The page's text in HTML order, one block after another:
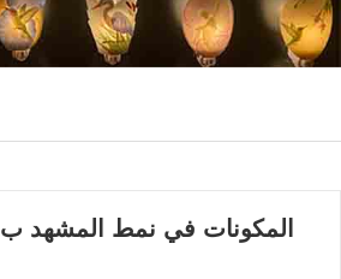
المكونات في نمط المشهد ب